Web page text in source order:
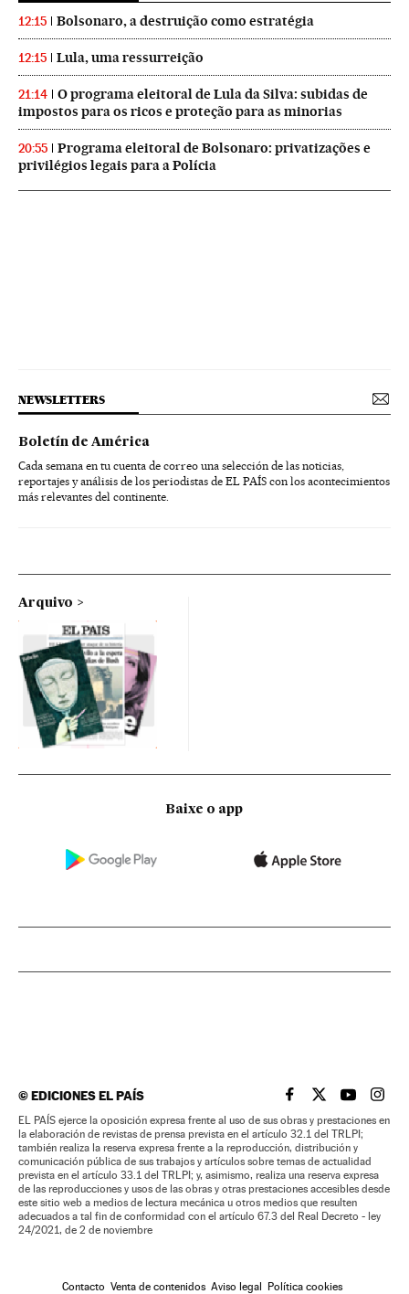
12:15 Bolsonaro, a destruição como estratégia
12:15 Lula, uma ressurreição
21:14
O programa eleitoral de Lula da Silva: subidas de
impostos para os ricos e proteção para as minorias
20:55
Programa eleitoral de Bolsonaro: privatizações e
privilégios legais para a Polícia
NEWSLETTERS
Boletín de América
Cada semana en tu cuenta de correo una selección de las noticias,
reportajes y análisis de los periodistas de EL PAÍS con los acontecimientos
más relevantes del continente.
Arquivo
Baixe o app
©EDICIONES EL PAÍS EL PAÍS BRASIL EN
EL PAÍSEL PAÍS
EL
EL PAÍS ejerce la oposición expresa frente al uso de sus obras y prestaciones en
la elaboración de revistas de prensa prevista en el artículo 32.1 del TRLPI;
también realiza la reserva expresa frente a la reproducción, distribución y
comunicación pública de sus trabajos y artículos sobre temas de actualidad
prevista en el artículo 33.1 del TRLPI; y, asimismo, realiza una reserva expresa
de las reproducciones y usos de las obras y otras prestaciones accesibles desde
este sitio web a medios de lectura mecánica u otros medios que resulten
adecuados a tal fin de conformidad con el artículo 67.3 del Real Decreto - ley
24/2021, de 2 de noviembre
Contacto Venta de contenidos Aviso legal Política cookies